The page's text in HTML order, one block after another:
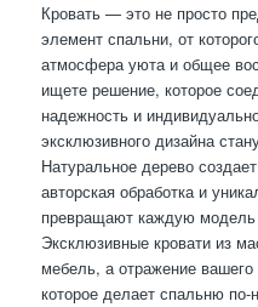
Кровать — это не просто
элемент спальни, от
атмосфера уюта и общее
ищете решение, которое
надежность и
эксклюзивного дизайна
Натуральное дерево
авторская обработка и
превращают каждую модель
Эксклюзивные кровати из
мебель, а отражение
которое делает спальню